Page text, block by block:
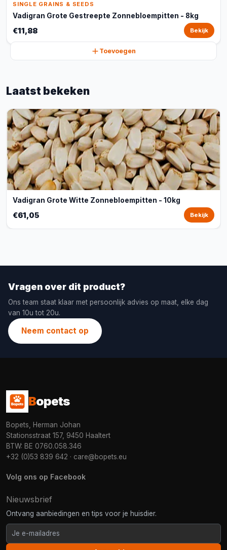
SINGLE GRAINS & SEEDS
Vadigran Grote Gestreepte Zonnebloempitten - 8kg
€11,88 Bekijk
Toevoegen
Laatst bekeken
Vadigran Grote Witte Zonnebloempitten - 10kg
€61,05 Bekijk
Vragen over dit product?
Ons team staat klaar met persoonlijk advies op maat, elke dag
van 10u tot 20u.
Neem contact op
Bopets
Bopets, Herman Johan
Stationsstraat 157, 9450 Haaltert
BTW: BE 0760.058.346
+32 (0)53 839 642 · care@bopets.eu
Volg ons op Facebook
Nieuwsbrief
Ontvang aanbiedingen en tips voor je huisdier.